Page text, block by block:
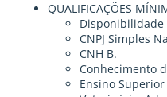
QUALIFICAÇÕES
Disponibilidade
CNPJ Simples
CNH B.
Conhecimento
Ensino